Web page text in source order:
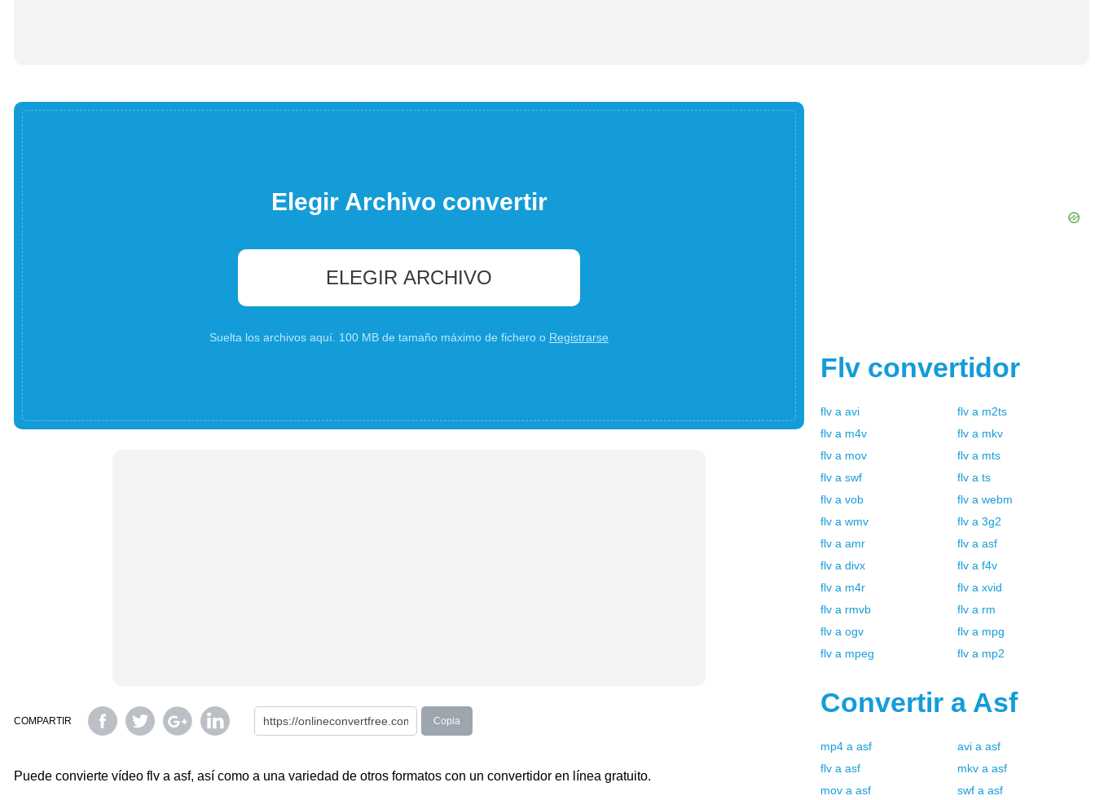
Elegir Archivo convertir
ELEGIR ARCHIVO
Suelta los archivos aquí. 100 MB de tamaño máximo de fichero o Registrarse
COMPARTIR Copia
Puede convierte vídeo flv a asf, así como a una variedad de otros formatos con un convertidor en línea gratuito.
Flv convertidor
flv a avi flv a m2ts
flv a m4v flv a mkv
flv a mov flv a mts
flv a swf flv a ts
flv a vob flv a webm
flv a wmv flv a 3g2
flv a amr flv a asf
flv a divx flv a f4v
flv a m4r flv a xvid
flv a rmvb flv a rm
flv a ogv flv a mpg
flv a mpeg flv a mp2
Convertir a Asf
mp4 a asf avi a asf
flv a asf mkv a asf
mov a asf swf a asf